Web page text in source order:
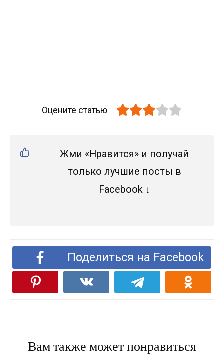
Оцените статью
Жми «Нравится» и получай
только лучшие посты в
Facebook ↓
Поделиться на Facebook
Вам также может понравиться